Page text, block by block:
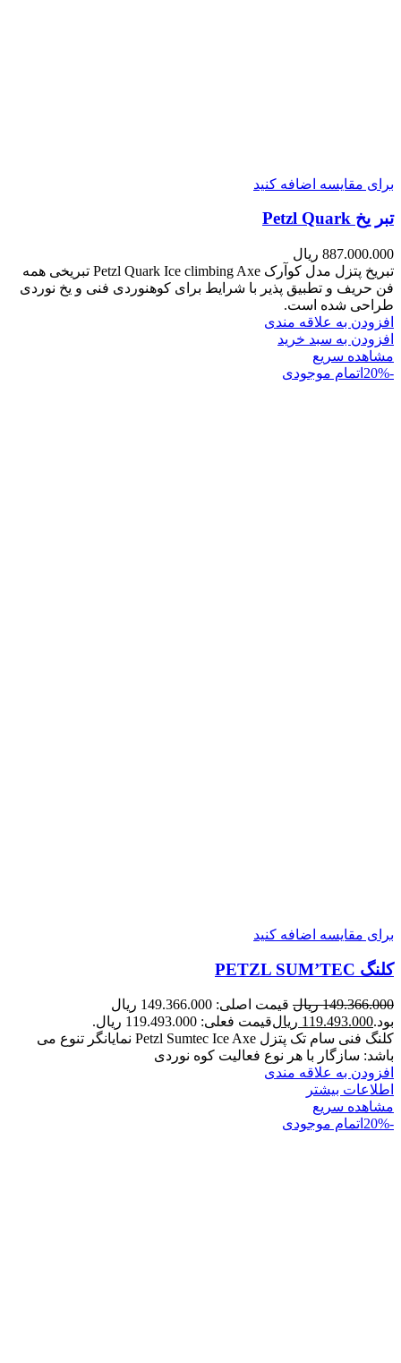
برای مقایسه اضافه کنید
تبر یخ Petzl Quark
887.000.000 ریال
تبریخ پتزل مدل کوآرک Petzl Quark Ice climbing Axe تبریخی همه
فن حریف و تطبیق پذیر با شرایط برای کوهنوردی فنی و یخ نوردی
طراحی شده است.
افزودن به علاقه مندی
افزودن به سبد خرید
مشاهده سریع
-20%
اتمام موجودی
برای مقایسه اضافه کنید
کلنگ PETZL SUM’TEC
149.366.000 ریال
قیمت اصلی: 149.366.000 ریال
بود.119.493.000 ریالقیمت فعلی: 119.493.000 ریال.
کلنگ فنی سام تک پتزل Petzl Sumtec Ice Axe نمایانگر تنوع می
باشد: سازگار با هر نوع فعالیت کوه نوردی
افزودن به علاقه مندی
اطلاعات بیشتر
مشاهده سریع
-20%
اتمام موجودی